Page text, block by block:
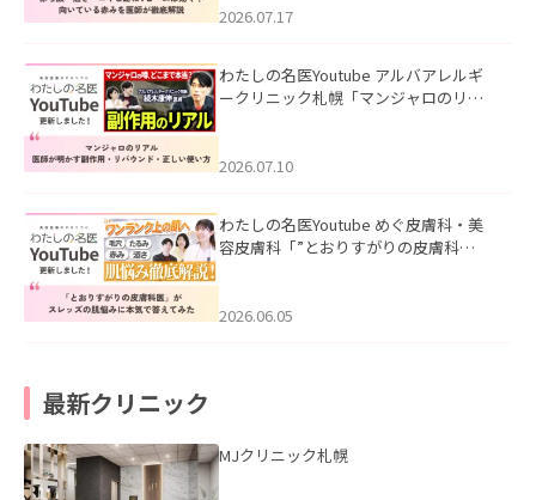
した。
2026.07.17
わたしの名医Youtube アルバアレルギ
ークリニック札幌「マンジャロのリア
た。
2026.07.10
わたしの名医Youtube めぐ皮膚科・美
容皮膚科「”とおりすがりの皮膚科
2026.06.05
最新クリニック
MJクリニック札幌